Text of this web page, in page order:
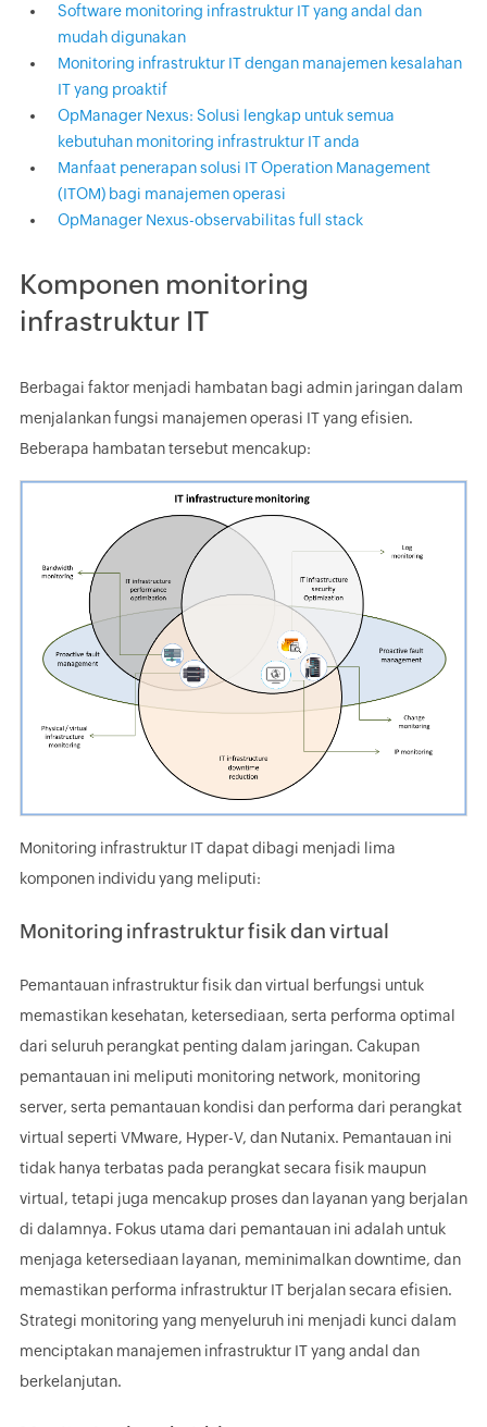
Software monitoring infrastruktur IT yang andal dan
mudah digunakan
Monitoring infrastruktur IT dengan manajemen kesalahan
IT yang proaktif
OpManager Nexus: Solusi lengkap untuk semua
kebutuhan monitoring infrastruktur IT anda
Manfaat penerapan solusi IT Operation Management
(ITOM) bagi manajemen operasi
OpManager Nexus-observabilitas full stack
Komponen monitoring
infrastruktur IT
Berbagai faktor menjadi hambatan bagi admin jaringan dalam
menjalankan fungsi manajemen operasi IT yang efisien.
Beberapa hambatan tersebut mencakup:
Monitoring infrastruktur IT dapat dibagi menjadi lima
komponen individu yang meliputi:
Monitoring infrastruktur fisik dan virtual
Pemantauan infrastruktur fisik dan virtual berfungsi untuk
memastikan kesehatan, ketersediaan, serta performa optimal
dari seluruh perangkat penting dalam jaringan. Cakupan
pemantauan ini meliputi monitoring network, monitoring
server, serta pemantauan kondisi dan performa dari perangkat
virtual seperti VMware, Hyper-V, dan Nutanix. Pemantauan ini
tidak hanya terbatas pada perangkat secara fisik maupun
virtual, tetapi juga mencakup proses dan layanan yang berjalan
di dalamnya. Fokus utama dari pemantauan ini adalah untuk
menjaga ketersediaan layanan, meminimalkan downtime, dan
memastikan performa infrastruktur IT berjalan secara efisien.
Strategi monitoring yang menyeluruh ini menjadi kunci dalam
menciptakan manajemen infrastruktur IT yang andal dan
berkelanjutan.